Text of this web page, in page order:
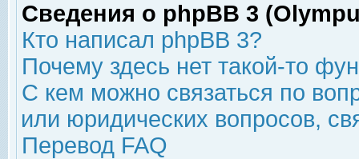
Сведения о phpBB 3
Кто написал phpBB 3?
Почему здесь нет такой-то
С кем можно связаться по
или юридических вопросов,
Перевод FAQ